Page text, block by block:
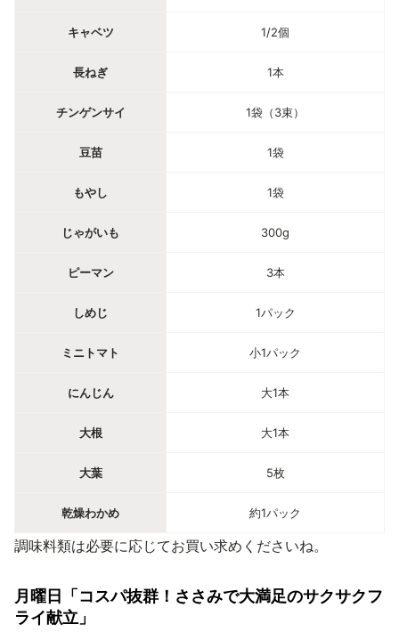
キャベツ 1/2個
長ねぎ 1本
チンゲンサイ 1袋（3束）
豆苗 1袋
もやし 1袋
じゃがいも 300g
ピーマン 3本
しめじ 1パック
ミニトマト 小1パック
にんじん 大1本
大根 大1本
大葉 5枚
乾燥わかめ 約1パック
調味料類は必要に応じてお買い求めくださいね。
月曜日「コスパ抜群！ささみで大満足のサクサクフ
ライ献立」